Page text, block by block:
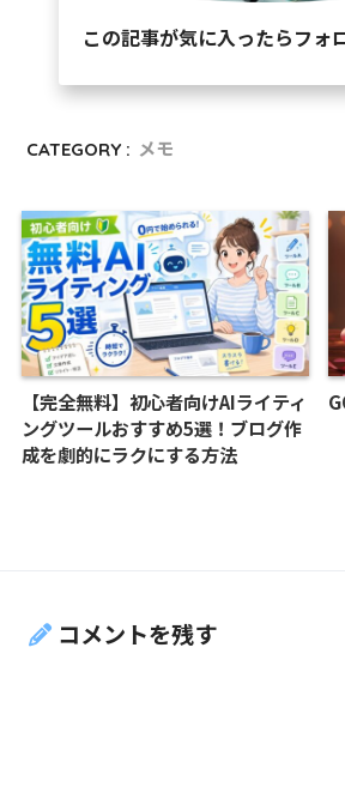
この記事が気に入ったらフォ
CATEGORY : メモ
【完全無料】初心者向けAIライティ
ングツールおすすめ5選！ブログ作
成を劇的にラクにする方法
コメントを残す